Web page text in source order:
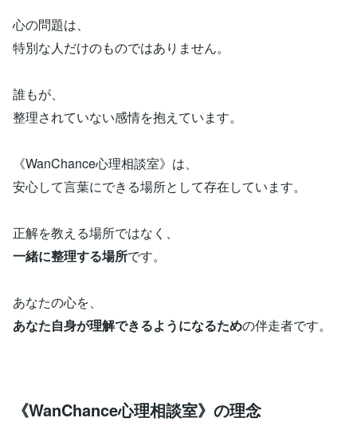
心の問題は、
特別な人だけのものではありません。
誰もが、
整理されていない感情を抱えています。
《WanChance心理相談室》は、
安心して言葉にできる場所として存在しています。
正解を教える場所ではなく、
一緒に整理する場所です。
あなたの心を、
あなた自身が理解できるようになるための伴走者です。
《WanChance心理相談室》の理念